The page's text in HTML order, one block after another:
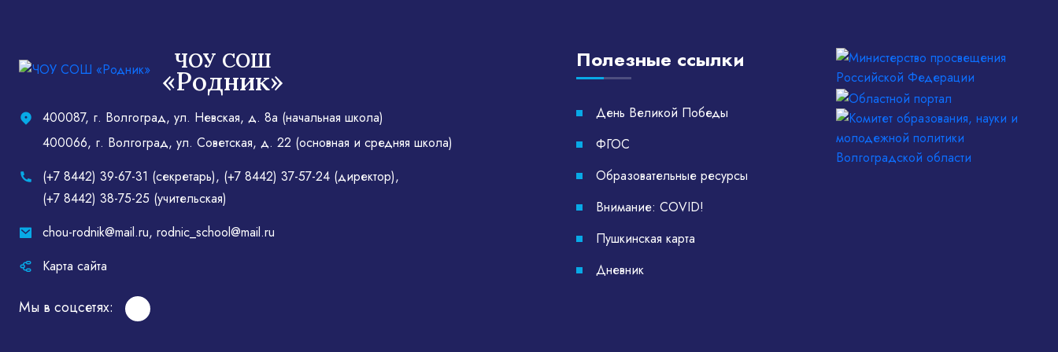
ЧОУ СОШ
«Родник»
400087, г. Волгоград, ул. Невская, д. 8а (начальная школа)
400066, г. Волгоград, ул. Советская, д. 22 (основная и средняя школа)
(+7 8442) 39-67-31 (секретарь), (+7 8442) 37-57-24 (директор),
(+7 8442) 38-75-25 (учительская)
chou-rodnik@mail.ru, rodnic_school@mail.ru
Карта сайта
Мы в соцсетях:
Полезные ссылки
День Великой Победы
ФГОС
Образовательные ресурсы
Внимание: COVID!
Пушкинская карта
Дневник